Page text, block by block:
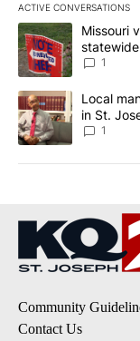
ACTIVE CONVERSATIONS
The following is a
A trending article
Missouri
1
A trending article
Local
in St.
1
Community
Contact Us